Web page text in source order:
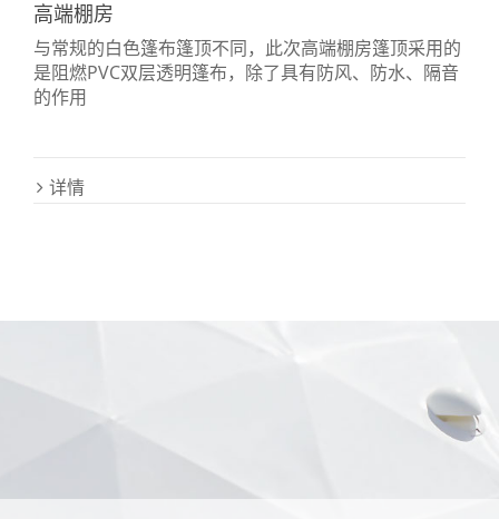
高端棚房
与常规的白色篷布篷顶不同，此次高端棚房篷顶采用的
是阻燃PVC双层透明篷布，除了具有防风、防水、隔音
的作用
详情